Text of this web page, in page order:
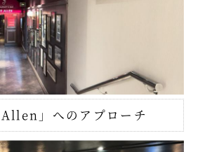
」へのアプローチ